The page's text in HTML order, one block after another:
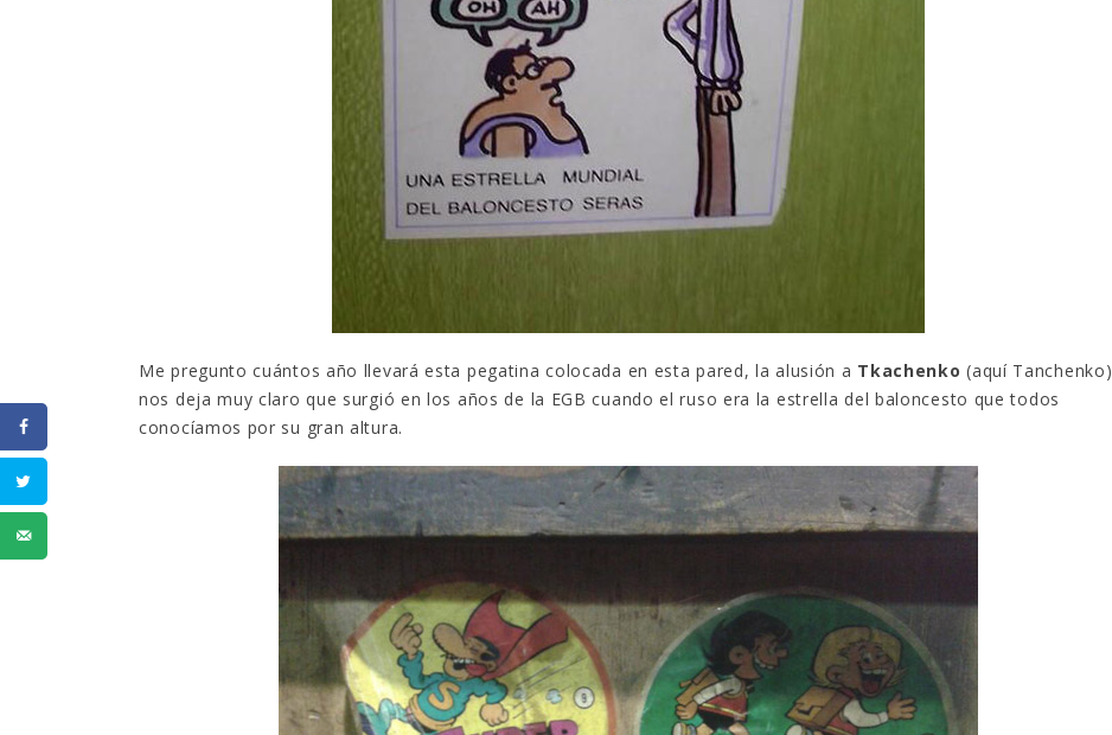
Me pregunto cuántos año llevará esta pegatina colocada en esta pared, la alusión a Tkachenko (aquí Tanchenko)
nos deja muy claro que surgió en los años de la EGB cuando el ruso era la estrella del baloncesto que todos
conocíamos por su gran altura.